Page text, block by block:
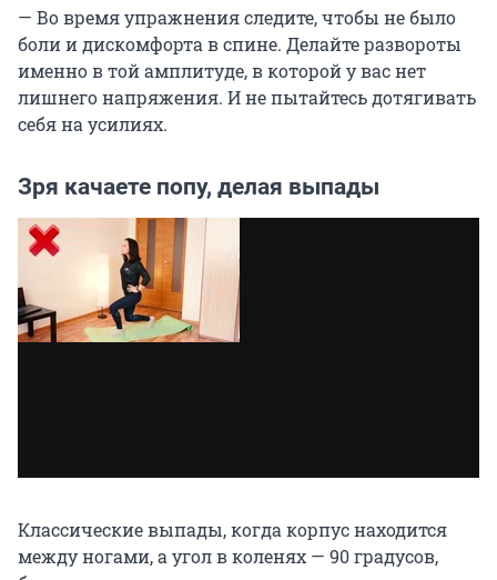
— Во время упражнения следите, чтобы не было
боли и дискомфорта в спине. Делайте развороты
именно в той амплитуде, в которой у вас нет
лишнего напряжения. И не пытайтесь дотягивать
себя на усилиях.
Зря качаете попу, делая выпады
Классические выпады, когда корпус находится
между ногами, а угол в коленях — 90 градусов,